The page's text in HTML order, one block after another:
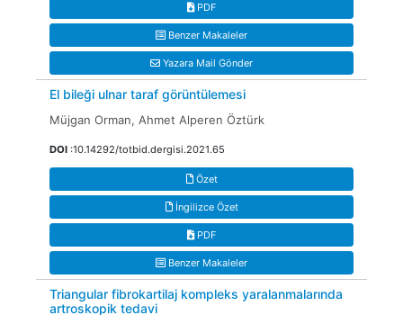
PDF
Benzer Makaleler
Yazara Mail Gönder
El bileği ulnar taraf görüntülemesi
Müjgan Orman, Ahmet Alperen Öztürk
DOI :10.14292/totbid.dergisi.2021.65
Özet
İngilizce Özet
PDF
Benzer Makaleler
Triangular fibrokartilaj kompleks yaralanmalarında
artroskopik tedavi